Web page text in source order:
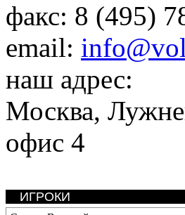
факс: 8 (495)
email:
наш адрес:
Москва,
офис 4
ИГРОКИ